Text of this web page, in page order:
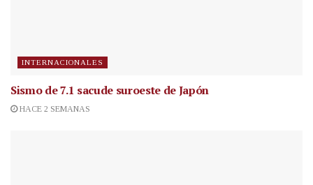
INTERNACIONALES
Sismo de 7.1 sacude suroeste de Japón
HACE 2 SEMANAS